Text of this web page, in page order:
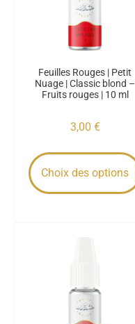
Feuilles Rouges | Petit
Nuage | Classic blond –
Fruits rouges | 10 ml
3,00 €
Choix des options